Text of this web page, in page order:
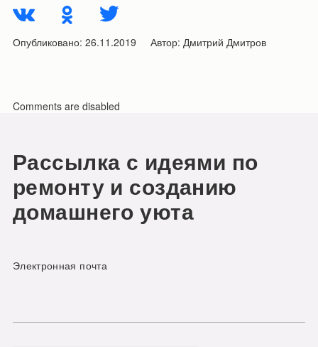
Опубликовано: 26.11.2019 Автор: Дмитрий Дмитров
Comments are disabled
Рассылка с идеями по
ремонту и созданию
домашнего уюта
Электронная почта